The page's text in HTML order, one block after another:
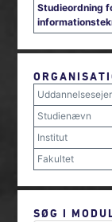
Studieordning
Uddannelsesejer
Studienævn
Institut
Fakultet
SØG I